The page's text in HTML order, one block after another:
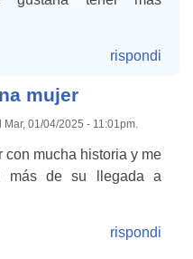
rispondi
mujer
01/04/2025 - 11:01pm.
con mucha historia y me
más de su llegada a
rispondi